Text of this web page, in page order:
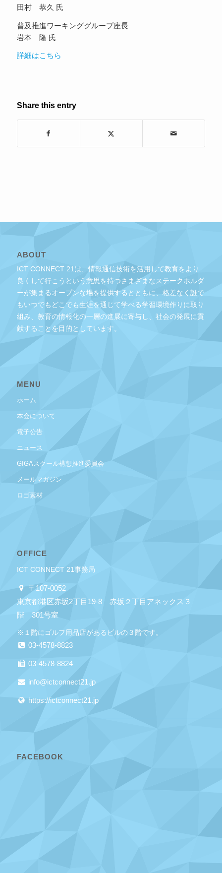
田村 恭久 氏
普及推進ワーキンググループ座長
岩本 隆 氏
詳細はこちら
Share this entry
ABOUT
ICT CONNECT 21は、情報通信技術を活用して教育をより
良くして行こうという意思を持つさまざまなステークホルダ
ーが集まるオープンな場を提供するとともに、格差なく誰で
もいつでもどこでも生涯を通じて学べる学習環境作りに取り
組み、教育の情報化の一層の進展に寄与し、社会の発展に貢
献することを目的としています。
MENU
ホーム
本会について
電子公告
ニュース
GIGAスクール構想推進委員会
メールマガジン
ロゴ素材
OFFICE
ICT CONNECT 21事務局
〒107-0052
東京都港区赤坂2丁目19-8 赤坂２丁目アネックス３
階 301号室
※１階にゴルフ用品店があるビルの３階です。
03-4578-8823
03-4578-8824
info@ictconnect21.jp
https://ictconnect21.jp
FACEBOOK